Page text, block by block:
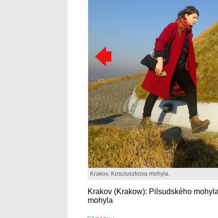
Krakov, Kosciuszkova mohyla.
Krakov (Krakow): Pilsudského
mohyla